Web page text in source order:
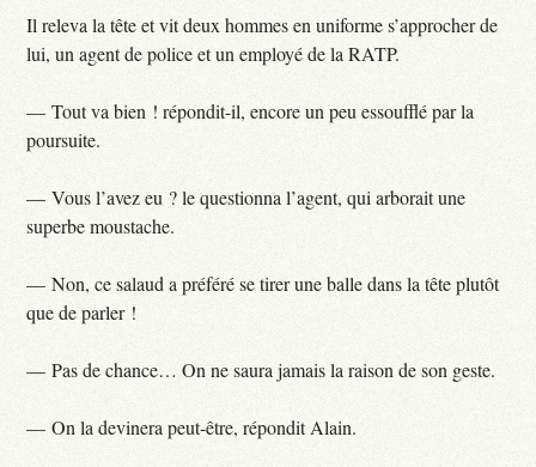
Il releva la tête et vit deux hommes en uniforme s’approcher de
lui, un agent de police et un employé de la RATP.
— Tout va bien ! répondit-il, encore un peu essoufflé par la
poursuite.
— Vous l’avez eu ? le questionna l’agent, qui arborait une
superbe moustache.
— Non, ce salaud a préféré se tirer une balle dans la tête plutôt
que de parler !
— Pas de chance… On ne saura jamais la raison de son geste.
— On la devinera peut-être, répondit Alain.